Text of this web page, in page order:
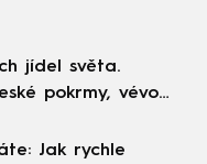
jídel světa.
pokrmy, vévodí
Jak rychle